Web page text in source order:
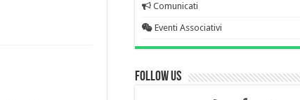
Comunicati
Eventi Associativi
Follow Us